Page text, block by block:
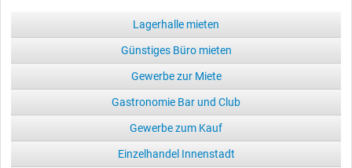
Lagerhalle mieten
Günstiges Büro mieten
Gewerbe zur Miete
Gastronomie Bar und Club
Gewerbe zum Kauf
Einzelhandel Innenstadt